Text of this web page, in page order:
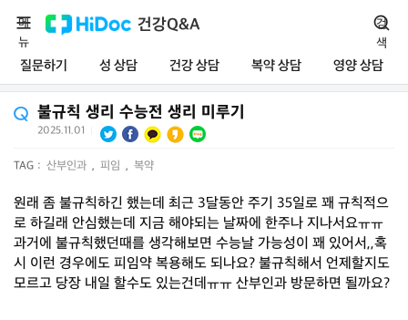
건강Q&A
질문하기 성 상담 건강 상담 복약 상담 영양 상담
메
뉴
검
색
불규칙 생리 수능전 생리 미루기
2025.11.01
TAG : 산부인과 , 피임 , 복약
원래 좀 불규칙하긴 했는데 최근 3달동안 주기 35일로 꽤 규칙적으
로 하길래 안심했는데 지금 해야되는 날짜에 한주나 지나서요ㅠㅠ
과거에 불규칙했던때를 생각해보면 수능날 가능성이 꽤 있어서,,혹
시 이런 경우에도 피임약 복용해도 되나요? 불규칙해서 언제할지도
모르고 당장 내일 할수도 있는건데ㅠㅠ 산부인과 방문하면 될까요?